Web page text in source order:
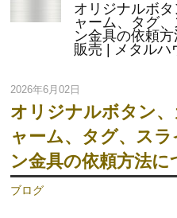
オリジナルボ
ャーム、タグ
ン金具の依頼
販売 | メタルハ
2026年6月02日
オリジナルボタン
ャーム、タグ、ス
ン金具の依頼方法に
ブログ